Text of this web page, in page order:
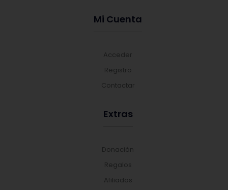
Mi Cuenta
Acceder
Registro
Contactar
Extras
Donación
Regalos
Afiliados